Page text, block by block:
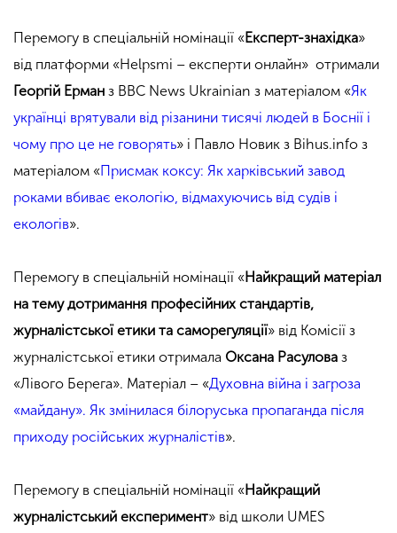
Перемогу в спеціальній номінації «Експерт-знахідка»
від платформи «Helpsmi – експерти онлайн» отримали
Георгій Ерман з BBC News Ukrainian з матеріалом «Як
українці врятували від різанини тисячі людей в Боснії і
чому про це не говорять» і Павло Новик з Bihus.info з
матеріалом «Присмак коксу: Як харківський завод
роками вбиває екологію, відмахуючись від судів і
екологів».
Перемогу в спеціальній номінації «Найкращий матеріал
на тему дотримання професійних стандартів,
журналістської етики та саморегуляції» від Комісії з
журналістської етики отримала Оксана Расулова з
«Лівого Берега». Матеріал – «Духовна війна і загроза
«майдану». Як змінилася білоруська пропаганда після
приходу російських журналістів».
Перемогу в спеціальній номінації «Найкращий
журналістський експеримент» від школи UMES